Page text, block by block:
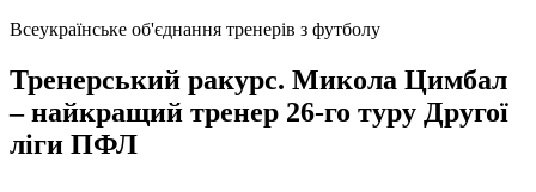
Всеукраїнське об'єднання тренерів з футболу
Тренерський ракурс. Микола Цимбал
– найкращий тренер 26-го туру Другої
ліги ПФЛ